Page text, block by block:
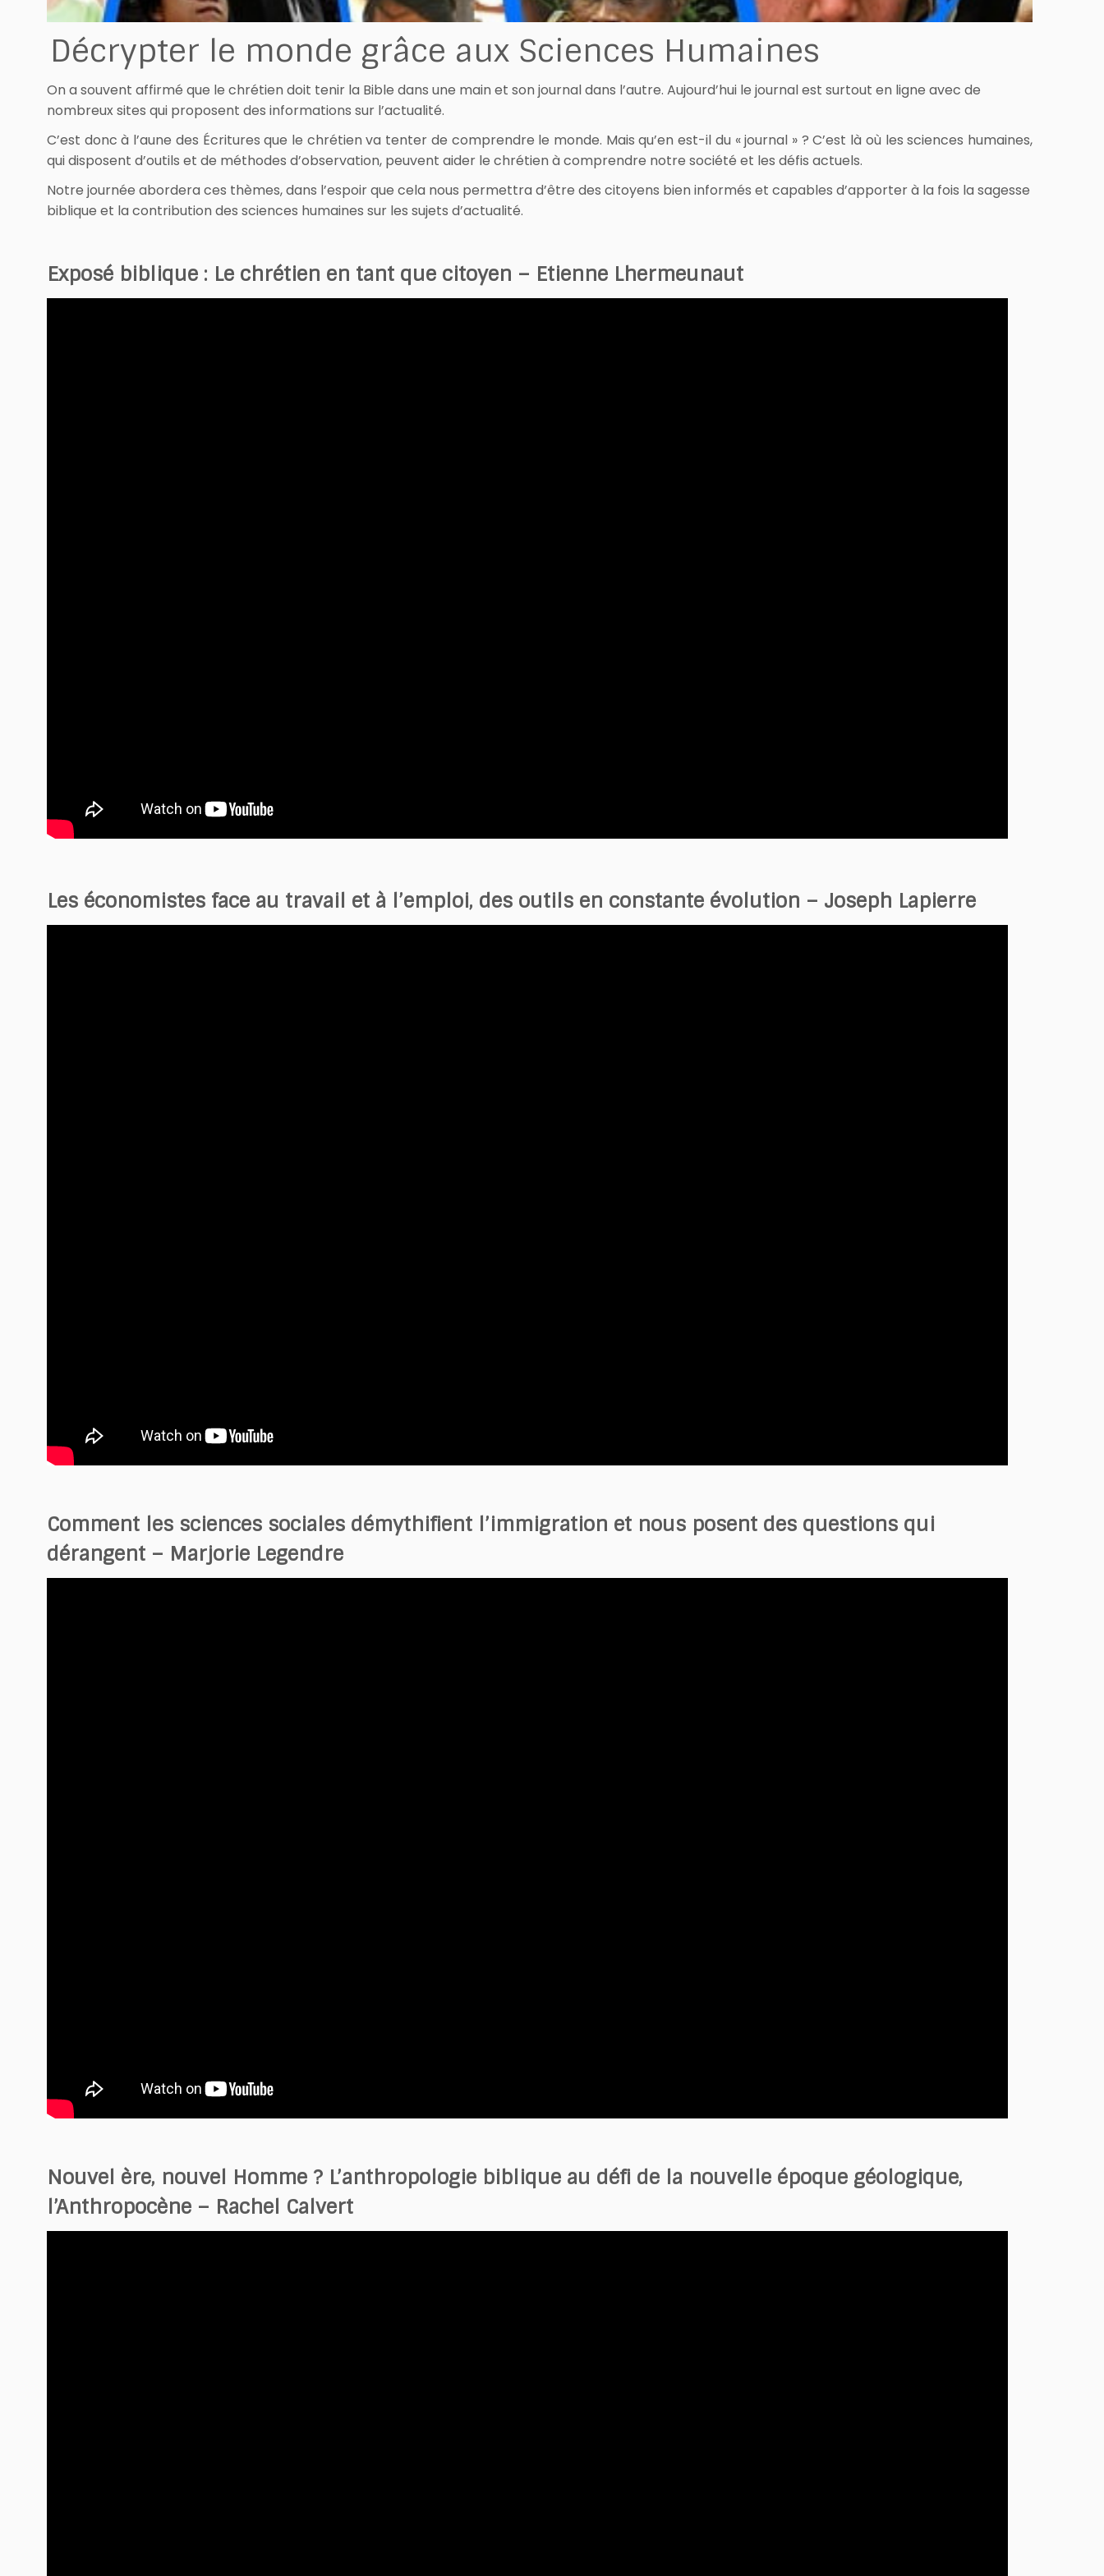
Décrypter le monde grâce aux Sciences Humaines
On a souvent affirmé que le chrétien doit tenir la Bible dans une main et son journal dans l’autre. Aujourd’hui le journal est surtout en ligne avec de
nombreux sites qui proposent des informations sur l’actualité.
C’est donc à l’aune des Écritures que le chrétien va tenter de comprendre le monde. Mais qu’en est-il du « journal » ? C’est là où les sciences humaines,
qui disposent d’outils et de méthodes d’observation, peuvent aider le chrétien à comprendre notre société et les défis actuels.
Notre journée abordera ces thèmes, dans l’espoir que cela nous permettra d’être des citoyens bien informés et capables d’apporter à la fois la sagesse
biblique et la contribution des sciences humaines sur les sujets d’actualité.
Exposé biblique : Le chrétien en tant que citoyen – Etienne Lhermeunaut
Les économistes face au travail et à l’emploi, des outils en constante évolution – Joseph Lapierre
Comment les sciences sociales démythifient l’immigration et nous posent des questions qui
dérangent – Marjorie Legendre
Nouvel ère, nouvel Homme ? L’anthropologie biblique au défi de la nouvelle époque géologique,
l’Anthropocène – Rachel Calvert